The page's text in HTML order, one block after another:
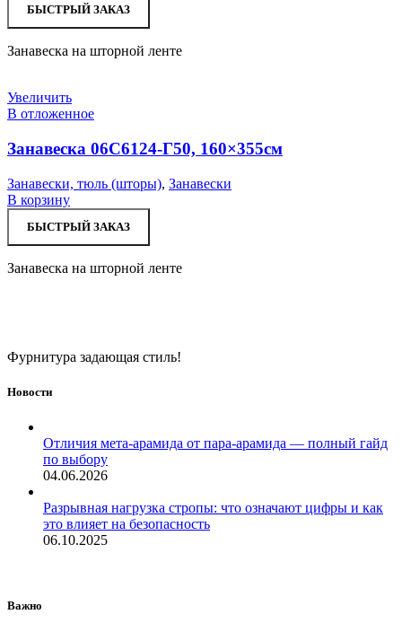
БЫСТРЫЙ ЗАКАЗ
Занавеска на шторной ленте
Увеличить
В отложенное
Занавеска 06С6124-Г50, 160×355см
Занавески, тюль (шторы), Занавески
В корзину
БЫСТРЫЙ ЗАКАЗ
Занавеска на шторной ленте
Фурнитура задающая стиль!
Новости
Отличия мета-арамида от пара-арамида — полный гайд
по выбору
04.06.2026
Разрывная нагрузка стропы: что означают цифры и как
это влияет на безопасность
06.10.2025
Важно